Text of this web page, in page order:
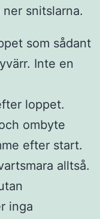
snitslarna.
som sådant
Inte en
loppet.
ombyte
efter start.
alltså.
inga